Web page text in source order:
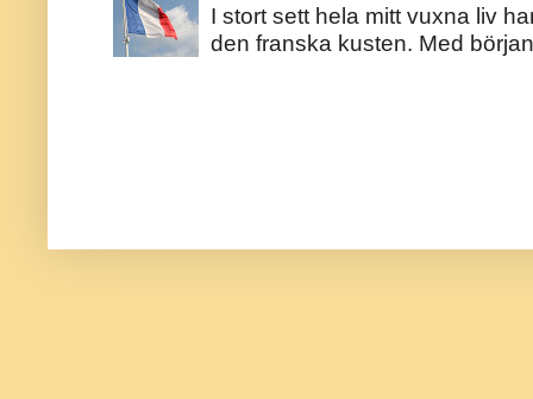
I stort sett hela mitt vuxna liv
den franska kusten. Med